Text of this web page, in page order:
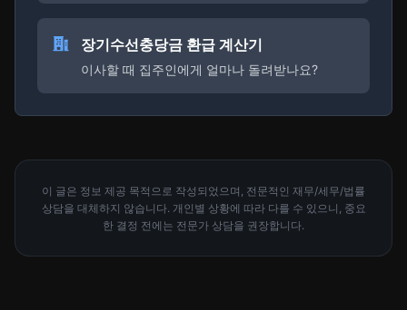
장기수선충당금 환급 계산기
이사할 때 집주인에게 얼마나 돌려받나요?
이 글은 정보 제공 목적으로 작성되었으며, 전문적인 재무/세무/법률
상담을 대체하지 않습니다. 개인별 상황에 따라 다를 수 있으니, 중요
한 결정 전에는 전문가 상담을 권장합니다.